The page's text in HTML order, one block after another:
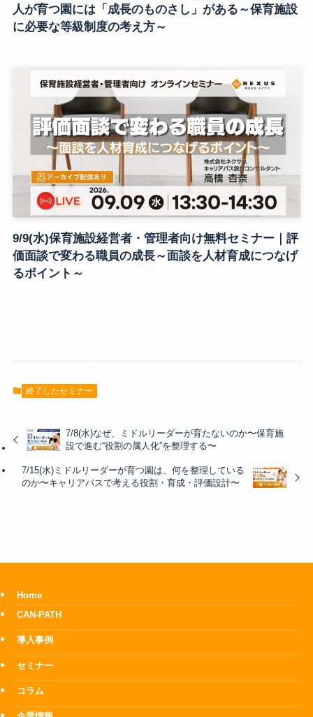
人が育つ園には「成長のものさし」がある～保育施設
に必要な等級制度の考え方～
9/9(水)保育施設経営者・管理者向け無料セミナー｜評
価面談で変わる職員の成長～面談を人材育成につなげ
るポイント～
終了したセミナー
7/8(水)なぜ、ミドルリーダーが育たないのか〜保育施
設で進む“役割の属人化”を整理する〜
7/15(水)ミドルリーダーが育つ園は、何を整理している
のか〜キャリアパスで考える役割・育成・評価設計〜
Home
CAN-PATH
導入事例
セミナー
コラム